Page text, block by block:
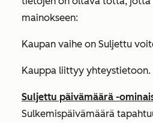
mainokseen:
Kaupan vaihe on Suljettu
Kauppa liittyy yhteystietoon.
Suljettu päivämäärä -
Sulkemispäivämäärä